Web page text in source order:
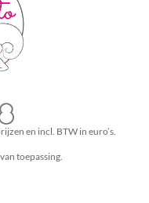
en incl. BTW in euro’s.
toepassing.